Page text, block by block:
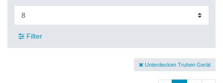
Filter
Unterdecken Truhen Gerät